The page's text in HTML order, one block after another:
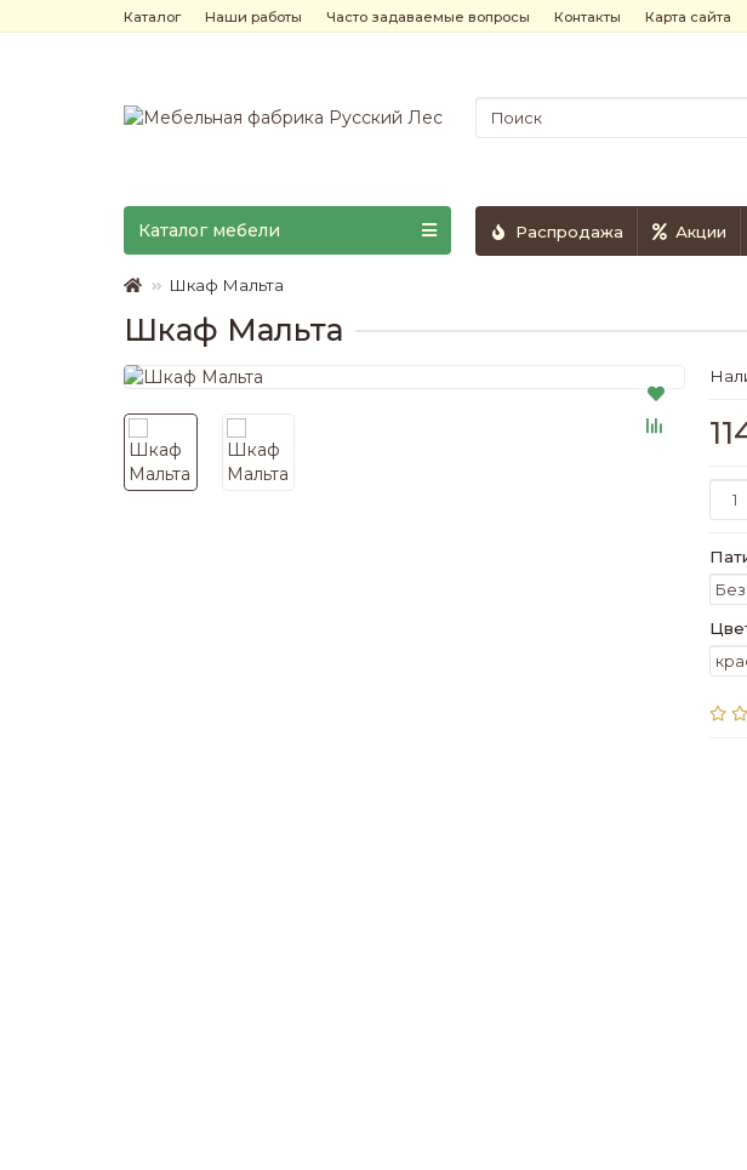
Каталог Наши работы Часто задаваемые вопросы Контакты Карта сайта
Каталог мебели Распродажа Акции
Шкаф Мальта
Шкаф Мальта